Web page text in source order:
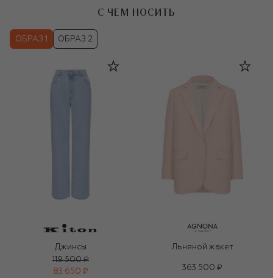
С ЧЕМ НОСИТЬ
ОБРАЗ 1 ОБРАЗ 2
Джинсы
119 500 ₽
83 650 ₽
Льняной жакет
363 500 ₽